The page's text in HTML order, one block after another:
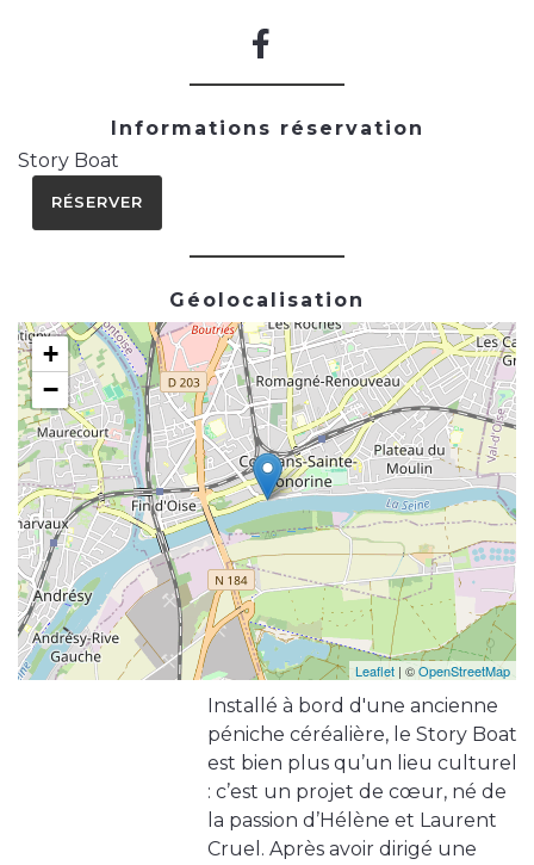
Informations réservation
Story Boat
RÉSERVER
Géolocalisation
+
−
Leaflet | ©OpenStreetMap
Installé à bord d'une ancienne
péniche céréalière, le Story Boat
est bien plus qu’un lieu culturel
: c’est un projet de cœur, né de
la passion d’Hélène et Laurent
Cruel. Après avoir dirigé une